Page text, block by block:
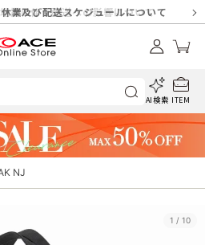
業及び配送スケジュールについて
震に伴う配送への影響について
ーパーレス化（電子化）のお知らせ
物量増等に伴う配送への影響について
欺サイトにご注意ください
が届かない場合に関しまして
わせのご対応に関しまして
すまし詐欺にご注意ください
AI検索 ITEM
NJ
1 / 10